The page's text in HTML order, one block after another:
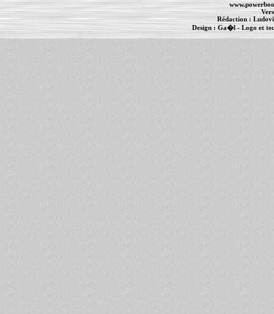
Rédaction :
Design : Ga�l- Logo et